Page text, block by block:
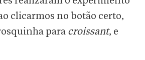
clicarmos no botão certo,
para croissant, e